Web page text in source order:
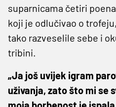
suparnicama četiri
koji je odlučivao o
tako razveselile sebe i
tribini.
„Ja još uvijek igram
uživanja, zato što mi se